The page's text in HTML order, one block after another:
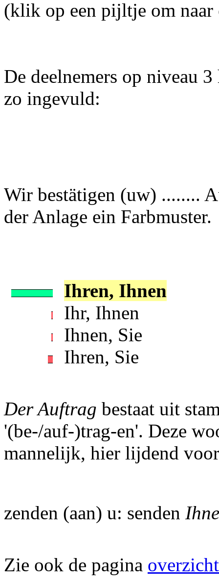
(klik op een pijltje om naar
De deelnemers op niveau
zo ingevuld:
Wir bestätigen (uw) ........
der Anlage ein Farbmuster.
Ihren, Ihnen
Ihr, Ihnen
Ihnen, Sie
Ihren, Sie
Der Auftrag bestaat uit
'(be-/auf-)trag-en'. Deze
mannelijk, hier lijdend
zenden (aan) u: senden
Zie ook de pagina